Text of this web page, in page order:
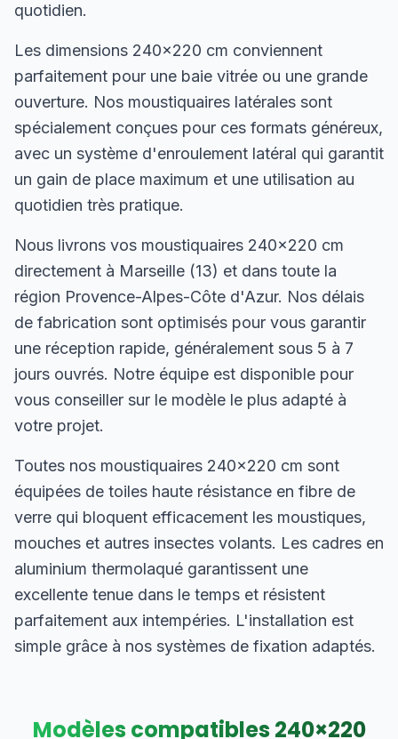
quotidien.
Les dimensions 240×220 cm conviennent
parfaitement pour une baie vitrée ou une grande
ouverture. Nos moustiquaires latérales sont
spécialement conçues pour ces formats généreux,
avec un système d'enroulement latéral qui garantit
un gain de place maximum et une utilisation au
quotidien très pratique.
Nous livrons vos moustiquaires 240×220 cm
directement à Marseille (13) et dans toute la
région Provence-Alpes-Côte d'Azur. Nos délais
de fabrication sont optimisés pour vous garantir
une réception rapide, généralement sous 5 à 7
jours ouvrés. Notre équipe est disponible pour
vous conseiller sur le modèle le plus adapté à
votre projet.
Toutes nos moustiquaires 240×220 cm sont
équipées de toiles haute résistance en fibre de
verre qui bloquent efficacement les moustiques,
mouches et autres insectes volants. Les cadres en
aluminium thermolaqué garantissent une
excellente tenue dans le temps et résistent
parfaitement aux intempéries. L'installation est
simple grâce à nos systèmes de fixation adaptés.
Modèles compatibles240×220